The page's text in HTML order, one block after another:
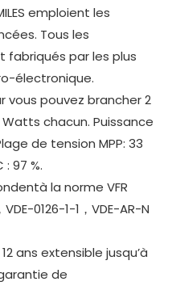
emploient les
Tous les
par les plus
électronique.
vous pouvez brancher 2
chacun. Puissance
de tension MPP: 33
97 %.
la norme VFR
VDE-0126-1-1，VDE-AR-N
ans extensible jusqu’à
de